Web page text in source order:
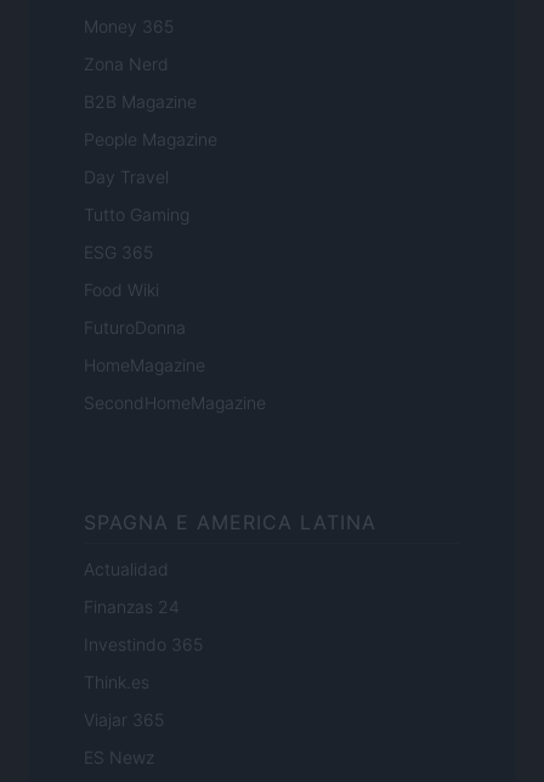
Money 365
Zona Nerd
B2B Magazine
People Magazine
Day Travel
Tutto Gaming
ESG 365
Food Wiki
FuturoDonna
HomeMagazine
SecondHomeMagazine
SPAGNA E AMERICA LATINA
Actualidad
Finanzas 24
Investindo 365
Think.es
Viajar 365
ES Newz